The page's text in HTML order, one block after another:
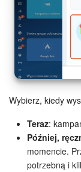
Wybierz, kiedy
Teraz:
Później,
momencie.
potrzebną i